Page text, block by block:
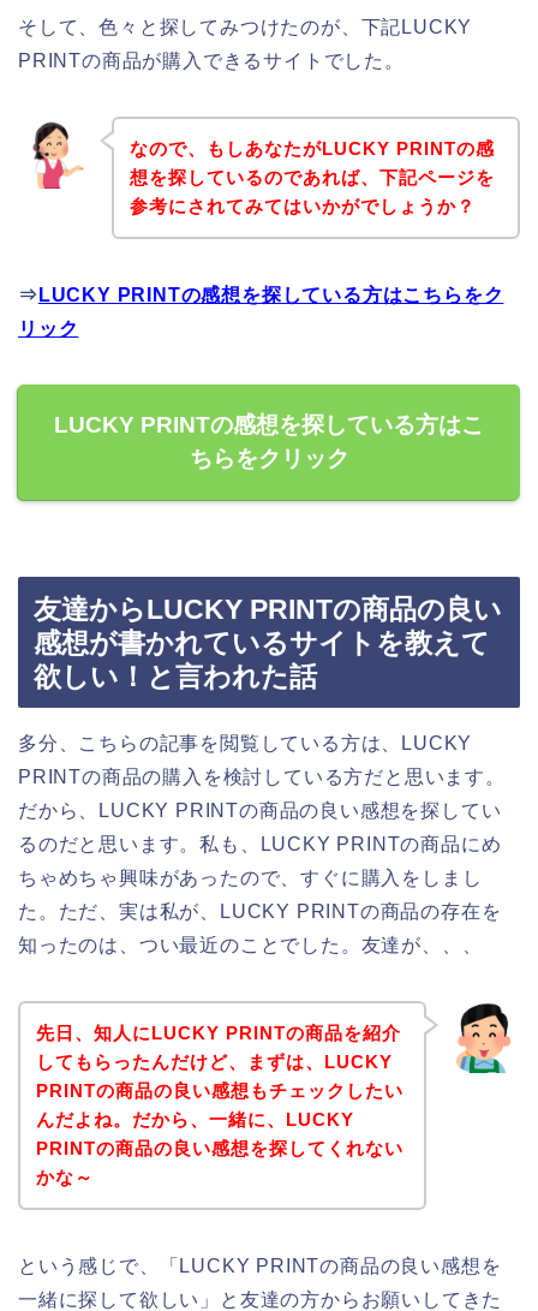
そして、色々と探してみつけたのが、下記LUCKY
PRINTの商品が購入できるサイトでした。
なので、もしあなたがLUCKY PRINTの感
想を探しているのであれば、下記ページを
参考にされてみてはいかがでしょうか？
⇒ LUCKY PRINTの感想を探している方はこちらをク
リック
LUCKY PRINTの感想を探している方はこ
ちらをクリック
友達からLUCKY PRINTの商品の良い
感想が書かれているサイトを教えて
欲しい！と言われた話
多分、こちらの記事を閲覧している方は、LUCKY
PRINTの商品の購入を検討している方だと思います。
だから、LUCKY PRINTの商品の良い感想を探してい
るのだと思います。私も、LUCKY PRINTの商品にめ
ちゃめちゃ興味があったので、すぐに購入をしまし
た。ただ、実は私が、LUCKY PRINTの商品の存在を
知ったのは、つい最近のことでした。友達が、、、
先日、知人にLUCKY PRINTの商品を紹介
してもらったんだけど、まずは、LUCKY
PRINTの商品の良い感想もチェックしたい
んだよね。だから、一緒に、LUCKY
PRINTの商品の良い感想を探してくれない
かな～
という感じで、「LUCKY PRINTの商品の良い感想を
一緒に探して欲しい」と友達の方からお願いしてきた